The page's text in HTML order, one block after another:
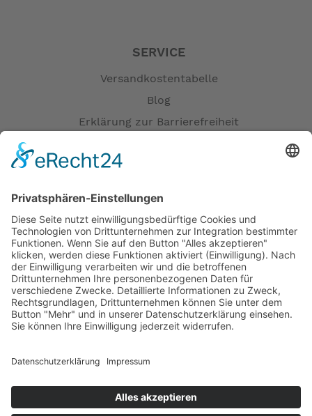
SERVICE
Versandkostentabelle
Blog
Erklärung zur Barrierefreiheit
Versandpartner
Verfügbarkeiten
Zahlung und Versand
Datenschutz
Fernabsatz
Widerrufsrecht MS
Widerrufsrecht bei Dienstleistungen
Garantiefall